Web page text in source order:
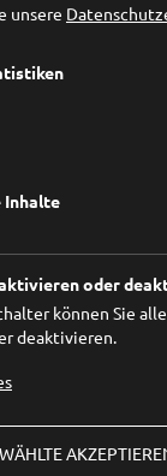
an.
Forum Prävention KDS
unsere
Inhalte
oder
können Sie
deaktivieren.